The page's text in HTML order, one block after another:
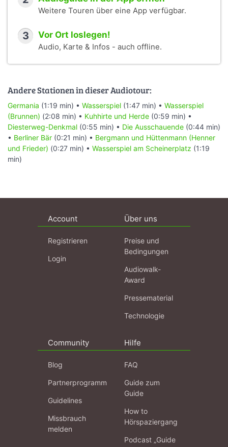
Weitere Touren über eine App verfügbar.
3 Vor Ort loslegen!
Audio, Karte & Infos - auch offline.
Andere Stationen in dieser Audiotour:
Germania (1:19 min) • Wasserspiel (1:47 min) • Wasserspiel
(Brunnen) (2:08 min) • Kuhhirte und Herde (0:59 min) •
Diesterweg-Denkmal (0:55 min) • Die Ausschauende (0:44 min)
• Berliner Bär (0:21 min) • Bergmann und Hüttenmann (Henner
und Frieder) (0:27 min) • Wasserspiel am Scheinerplatz (1:19
min)
Account
Registrieren
Login
Über uns
Preise und
Bedingungen
Audiowalk-
Award
Pressematerial
Technologie
Community
Blog
Partnerprogramm
Guidelines
Missbrauch
melden
Hilfe
FAQ
Guide zum
Guide
How to
Hörspaziergang
Podcast „Guide